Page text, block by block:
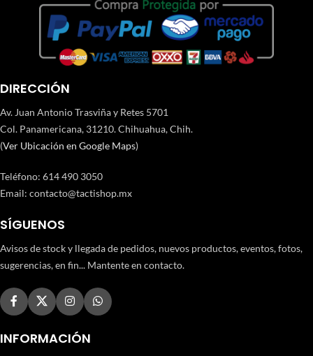
DIRECCIÓN
Av. Juan Antonio Trasviña y Retes 5701
Col. Panamericana, 31210. Chihuahua, Chih.
(Ver Ubicación en Google Maps)
Teléfono: 614 490 3050
Email: contacto@tactishop.mx
SÍGUENOS
Avisos de stock y llegada de pedidos, nuevos productos, eventos, fotos,
sugerencias, en fin... Mantente en contacto.
INFORMACIÓN